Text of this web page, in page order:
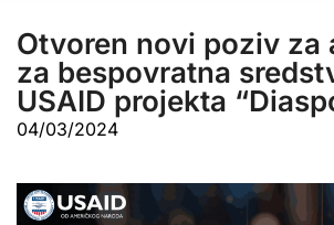
Otvoren novi poziv za
za bespovratna
USAID projekta
04/03/2024